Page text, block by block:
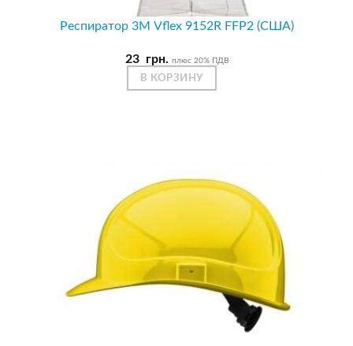
Респиратор 3М Vflex 9152R FFP2 (США)
23 грн. плюс 20% ПДВ
В КОРЗИНУ